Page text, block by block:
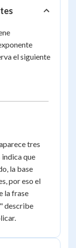
el siguiente
tres
indica que
la base
por eso el
la frase
describe